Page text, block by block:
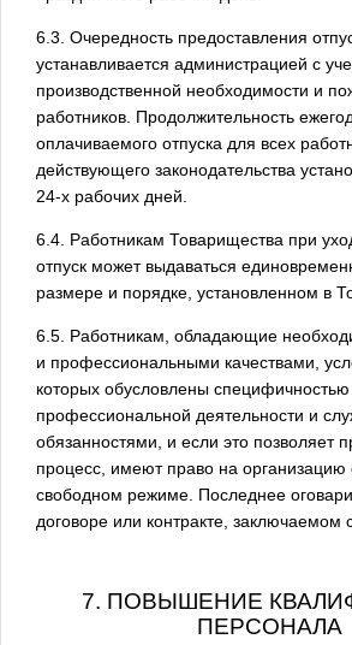
6.3. Очередность предоставления
устанавливается администрацией с
производственной необходимости и
работников. Продолжительность
оплачиваемого отпуска для всех
действующего законодательства
24-х рабочих дней.
6.4. Работникам Товарищества при
отпуск может выдаваться
размере и порядке, установленном в
6.5. Работникам, обладающие
и профессиональными качествами,
которых обусловлены
профессиональной деятельности и
обязанностями, и если это позволяет
процесс, имеют право на организацию
свободном режиме. Последнее
договоре или контракте, заключаемом
7. ПОВЫШЕНИЕ
ПЕРСОНАЛА